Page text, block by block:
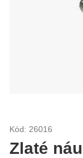
Kód: 26016
Zlaté